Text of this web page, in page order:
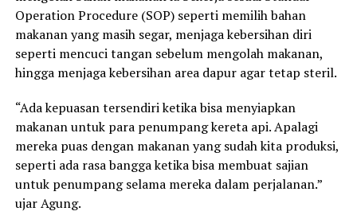
Operation Procedure (SOP) seperti memilih bahan
makanan yang masih segar, menjaga kebersihan diri
seperti mencuci tangan sebelum mengolah makanan,
hingga menjaga kebersihan area dapur agar tetap steril.
“Ada kepuasan tersendiri ketika bisa menyiapkan
makanan untuk para penumpang kereta api. Apalagi
mereka puas dengan makanan yang sudah kita produksi,
seperti ada rasa bangga ketika bisa membuat sajian
untuk penumpang selama mereka dalam perjalanan.”
ujar Agung.